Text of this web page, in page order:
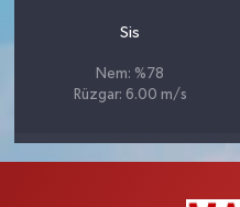
Sis
Nem: %78
Rüzgar: 6.00 m/s